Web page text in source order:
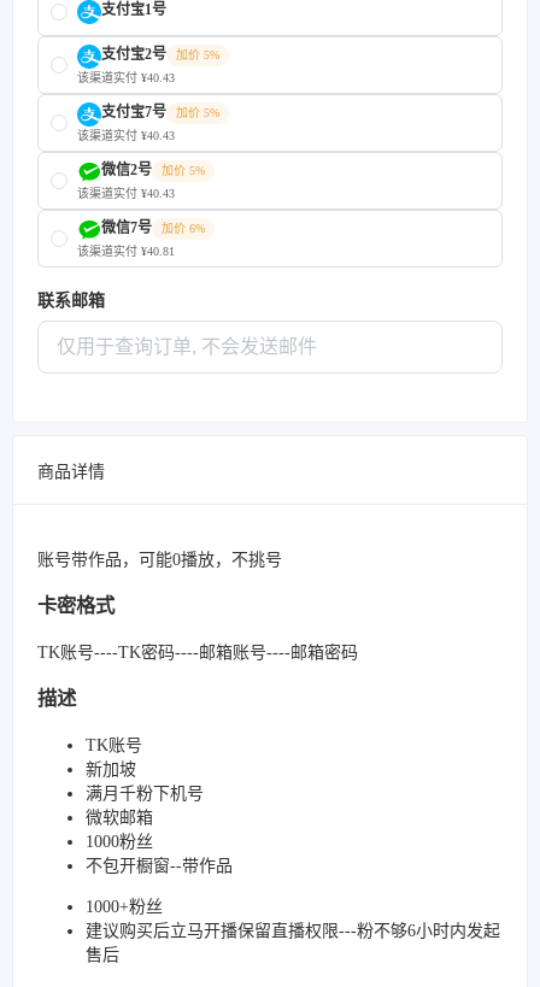
支付宝1号
支付宝2号
加价 5%
该渠道实付 ¥40.43
支付宝7号
加价 5%
该渠道实付 ¥40.43
微信2号
加价 5%
该渠道实付 ¥40.43
微信7号
加价 6%
该渠道实付 ¥40.81
联系邮箱
商品详情
账号带作品，可能0播放，不挑号
卡密格式
TK账号----TK密码----邮箱账号----邮箱密码
描述
TK账号
新加坡
满月千粉下机号
微软邮箱
1000粉丝
不包开橱窗--带作品
1000+粉丝
建议购买后立马开播保留直播权限---粉不够6小时内发起
售后